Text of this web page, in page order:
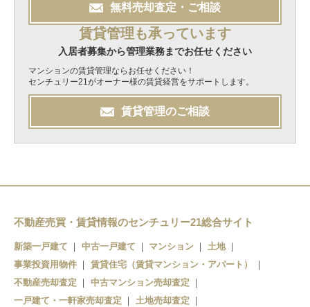
無料売却査定・ご相談
賃貸管理も承っています
入居者募集から管理業務までお任せください
マンションの賃貸管理ならお任せください！
センチュリー21がオーナー様の賃貸経営をサポートします。
賃貸管理のご相談
不動産売買・賃貸情報のセンチュリー21総合サイト
新築一戸建て 中古一戸建て マンション
土地
事業投資用物件
賃貸住宅（賃貸マンション・アパート）
不動産売却査定
中古マンション売却査定
一戸建て・一軒家売却査定
土地売却査定